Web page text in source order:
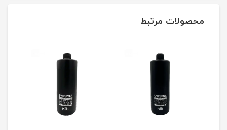
محصولات مرتبط